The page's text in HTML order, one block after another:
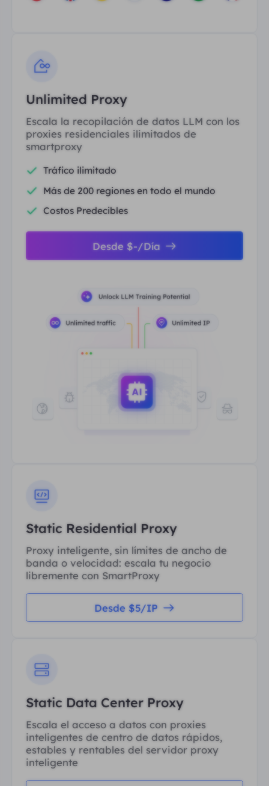
Unlimited Proxy
Escala la recopilación de datos LLM con los
proxies residenciales ilimitados de
smartproxy
Tráfico ilimitado
Más de 200 regiones en todo el mundo
Costos Predecibles
Desde $-/Día
Static Residential Proxy
Proxy inteligente, sin límites de ancho de
banda o velocidad: escala tu negocio
libremente con SmartProxy
Desde $5/IP
Static Data Center Proxy
Escala el acceso a datos con proxies
inteligentes de centro de datos rápidos,
estables y rentables del servidor proxy
inteligente